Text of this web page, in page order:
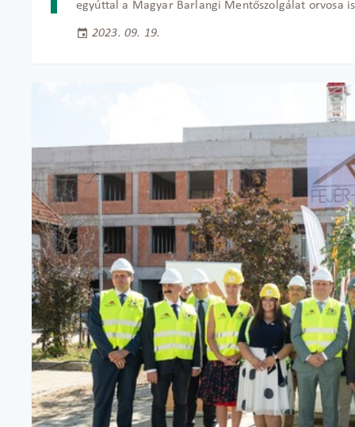
egyúttal a Magyar Barlangi Mentőszolgálat orvosa
2023. 09. 19.